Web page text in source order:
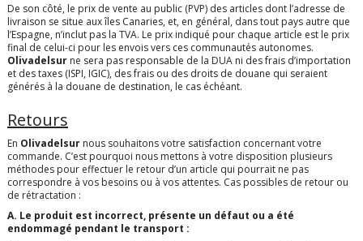
De son côté, le prix de vente au public (PVP) des articles dont l’adresse de
livraison se situe aux îles Canaries, et, en général, dans tout pays autre que
l’Espagne, n’inclut pas la TVA. Le prix indiqué pour chaque article est le prix
final de celui-ci pour les envois vers ces communautés autonomes.
Olivadelsur ne sera pas responsable de la DUA ni des frais d’importation
et des taxes (ISPI, IGIC), des frais ou des droits de douane qui seraient
générés à la douane de destination, le cas échéant.
Retours
En Olivadelsur nous souhaitons votre satisfaction concernant votre
commande. C’est pourquoi nous mettons à votre disposition plusieurs
méthodes pour effectuer le retour d’un article qui pourrait ne pas
correspondre à vos besoins ou à vos attentes. Cas possibles de retour ou
de rétractation :
A. Le produit est incorrect, présente un défaut ou a été
endommagé pendant le transport :